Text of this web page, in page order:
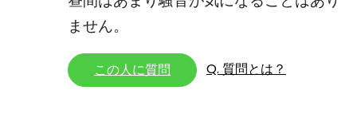
ません。
この人に質問 Q. 質問とは？